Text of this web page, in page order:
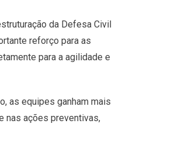
da Defesa Civil
reforço para as
para a agilidade e
as equipes ganham mais
nas ações preventivas,